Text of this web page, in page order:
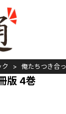
ク 俺たちつき合
版 4巻